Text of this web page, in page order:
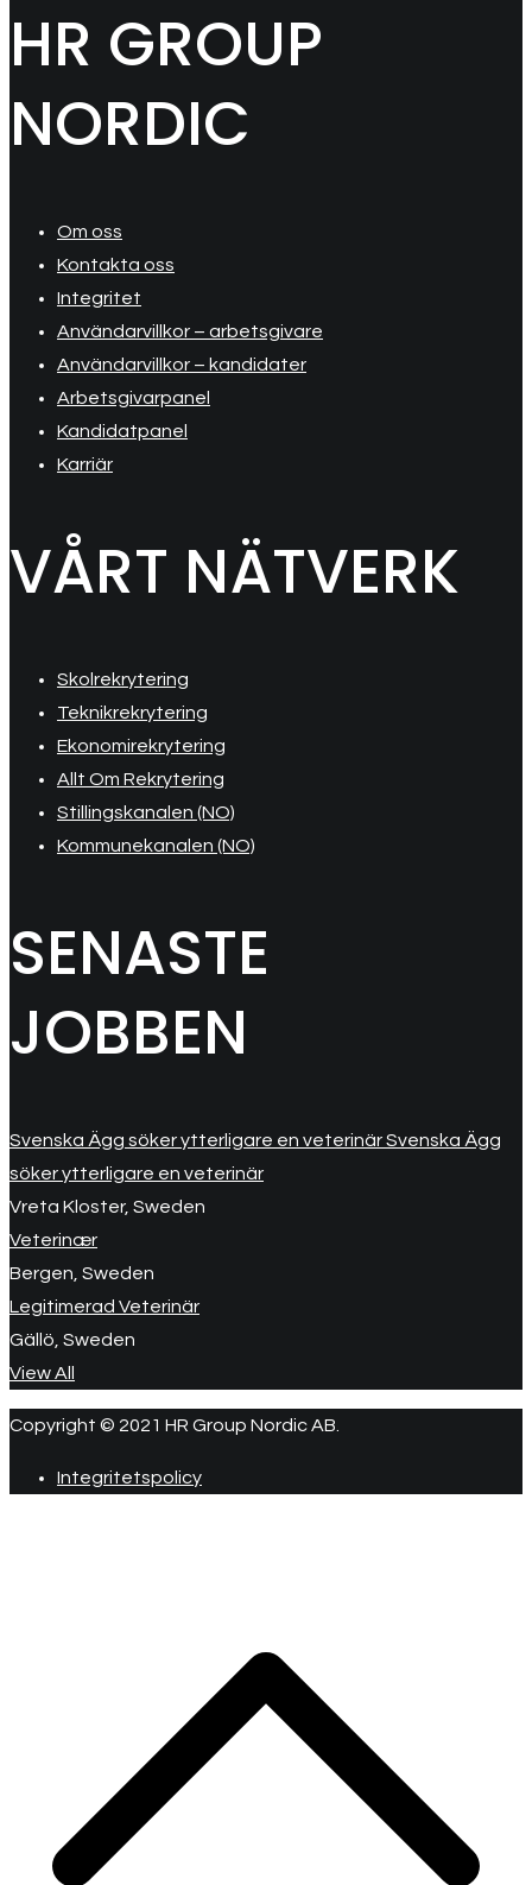
HR GROUP
NORDIC
Om oss
Kontakta oss
Integritet
Användarvillkor – arbetsgivare
Användarvillkor – kandidater
Arbetsgivarpanel
Kandidatpanel
Karriär
VÅRT NÄTVERK
Skolrekrytering
Teknikrekrytering
Ekonomirekrytering
Allt Om Rekrytering
Stillingskanalen (NO)
Kommunekanalen (NO)
SENASTE
JOBBEN
Svenska Ägg söker ytterligare en veterinär Svenska Ägg
söker ytterligare en veterinär
Vreta Kloster, Sweden
Veterinær
Bergen, Sweden
Legitimerad Veterinär
Gällö, Sweden
View All
Copyright © 2021 HR Group Nordic AB.
Integritetspolicy